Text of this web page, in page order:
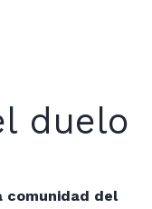
duelo
comunidad del